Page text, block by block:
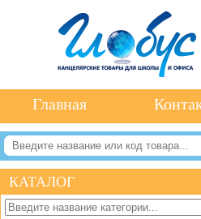
Главная
КАТАЛОГ